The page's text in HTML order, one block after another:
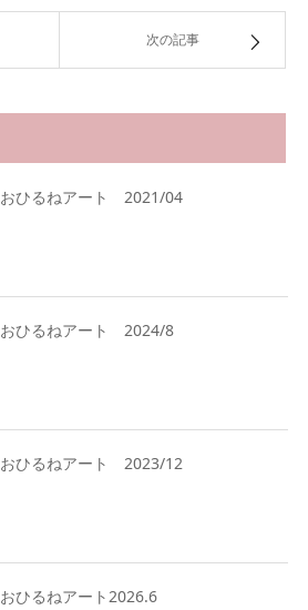
次の記事
おひるねアート 2021/04
おひるねアート 2024/8
おひるねアート 2023/12
おひるねアート2026.6